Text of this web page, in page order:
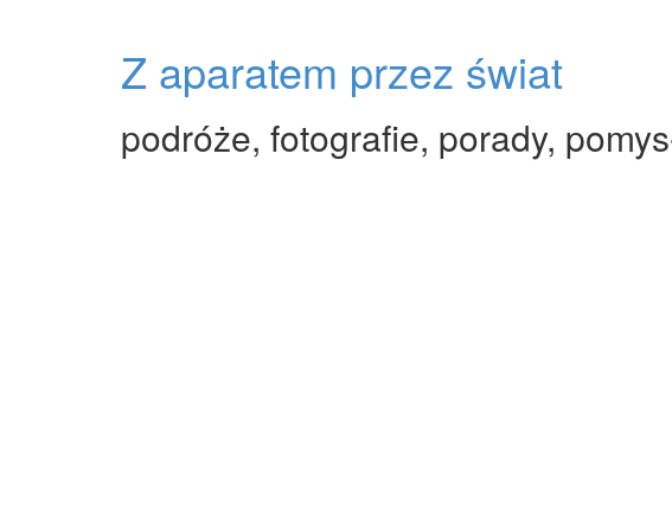
Z aparatem przez świat
podróże, fotografie, porady,